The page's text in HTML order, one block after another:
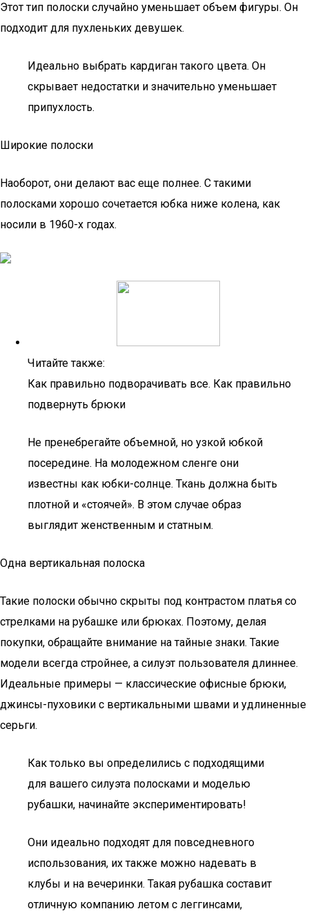
Этот тип полоски случайно уменьшает объем фигуры. Он
подходит для пухленьких девушек.
Идеально выбрать кардиган такого цвета. Он
скрывает недостатки и значительно уменьшает
припухлость.
Широкие полоски
Наоборот, они делают вас еще полнее. С такими
полосками хорошо сочетается юбка ниже колена, как
носили в 1960-х годах.
Читайте также:
Как правильно подворачивать все. Как правильно
подвернуть брюки
Не пренебрегайте объемной, но узкой юбкой
посередине. На молодежном сленге они
известны как юбки-солнце. Ткань должна быть
плотной и «стоячей». В этом случае образ
выглядит женственным и статным.
Одна вертикальная полоска
Такие полоски обычно скрыты под контрастом платья со
стрелками на рубашке или брюках. Поэтому, делая
покупки, обращайте внимание на тайные знаки. Такие
модели всегда стройнее, а силуэт пользователя длиннее.
Идеальные примеры — классические офисные брюки,
джинсы-пуховики с вертикальными швами и удлиненные
серьги.
Как только вы определились с подходящими
для вашего силуэта полосками и моделью
рубашки, начинайте экспериментировать!
Они идеально подходят для повседневного
использования, их также можно надевать в
клубы и на вечеринки. Такая рубашка составит
отличную компанию летом с леггинсами,